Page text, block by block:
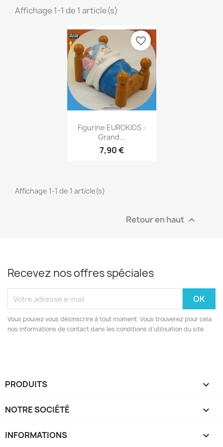
Affichage 1-1 de 1 article(s)
Aperçu rapide
Figurine EUROKIDS -
Grand...
7,90 €
favorite_border
Affichage 1-1 de 1 article(s)
Retour en haut 
Recevez nos offres spéciales
Vous pouvez vous désinscrire à tout moment. Vous trouverez pour cela
nos informations de contact dans les conditions d'utilisation du site.
PRODUITS 
NOTRE SOCIÉTÉ 
INFORMATIONS keyboard_arrow_down